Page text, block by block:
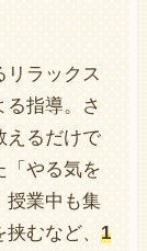
リラックス
る指導。さ
えるだけで
「やる気を
授業中も集
挟むなど、1